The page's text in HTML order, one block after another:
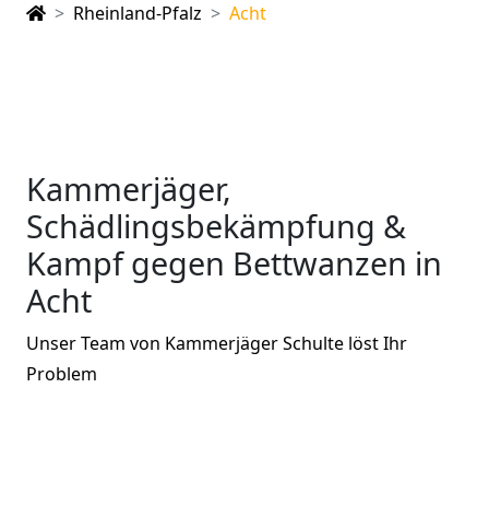
Rheinland-Pfalz Acht
Kammerjäger,
Schädlingsbekämpfung &
Kampf gegen Bettwanzen in
Acht
Unser Team von Kammerjäger Schulte löst Ihr
Problem